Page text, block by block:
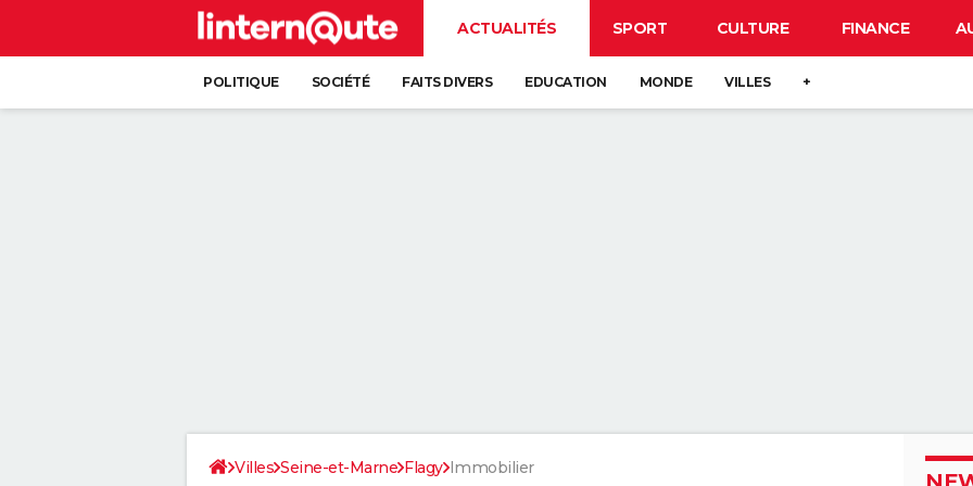
ACTUALITÉS SPORT CULTURE FINANCE
POLITIQUE SOCIÉTÉ FAITS DIVERS EDUCATION MONDE VILLES +
Villes Seine-et-Marne Flagy Immobilier